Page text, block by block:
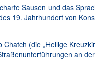
Sausen und das
19. Jahrhundert von
(die „Heilige
an